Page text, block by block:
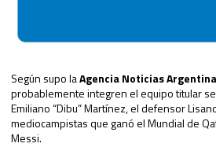
Según supo laAgencia Noticias
probablemente integren el equipo titular
Emiliano “Dibu” Martínez, el defensor
mediocampistas que ganó el Mundial de
Messi.